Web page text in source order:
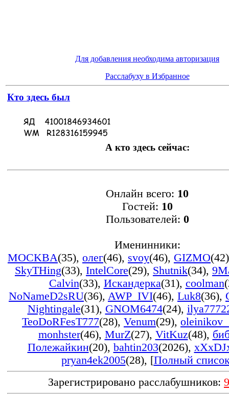
Для добавления необходима авторизация
Расслабуху в Избранное
Кто здесь был
А кто здесь сейчас:
Онлайн всего: 10
Гостей: 10
Пользователей: 0
Именинники:
MOCKBA(35), олег(46), svoy(46), GIZMO(42)
SkyTHing(33), IntelCore(29), Shutnik(34),
Calvin(33), Искандерка(31), coolman
NoNameD2sRU(36), AWP_IVI(46), Luk8(36),
Nightingale(31), GNOM6474(24),
TeoDoRFesT777(28), Venum(29),
monhster(46), MurZ(27), VitKuz(48),
Полежайкин(20), bahtin203(2026),
pryan4ek2005(28), [Полный
Зарегистрировано расслабушников: